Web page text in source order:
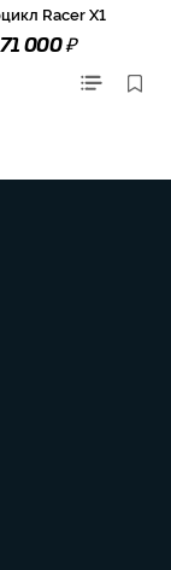
Racer X1
000₽